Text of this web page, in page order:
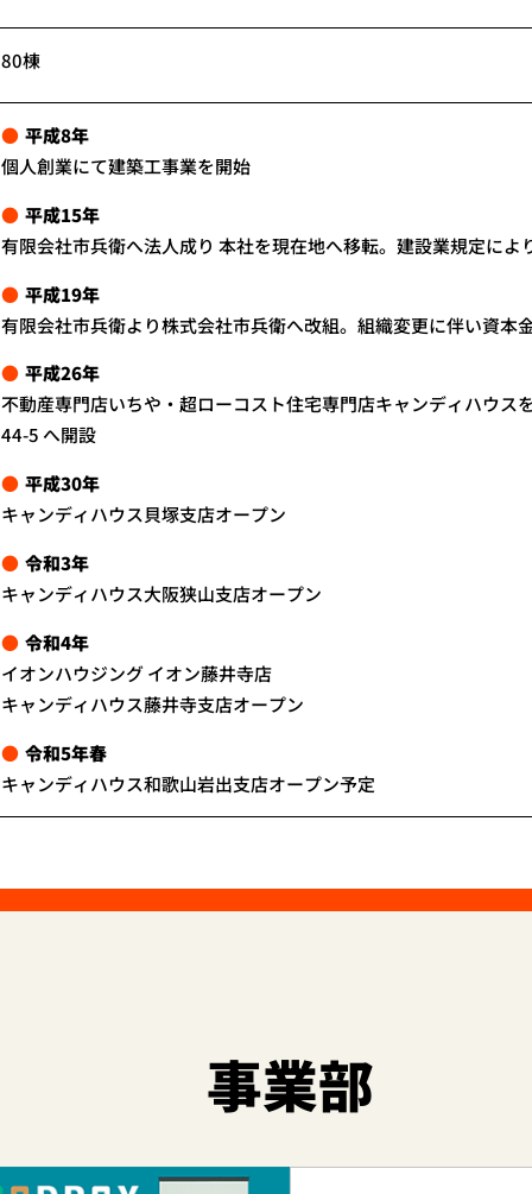
80棟
平成8年
個人創業にて建築工事業を開始
平成15年
有限会社市兵衛へ法人成り 本社を現在地へ移転。建設業規定によ
平成19年
有限会社市兵衛より株式会社市兵衛へ改組。組織変更に伴い資本
平成26年
不動産専門店いちや・超ローコスト住宅専門店キャンディハウス
44-5 へ開設
平成30年
キャンディハウス貝塚支店オープン
令和3年
キャンディハウス大阪狭山支店オープン
令和4年
イオンハウジング イオン藤井寺店
キャンディハウス藤井寺支店オープン
令和5年春
キャンディハウス和歌山岩出支店オープン予定
事業部